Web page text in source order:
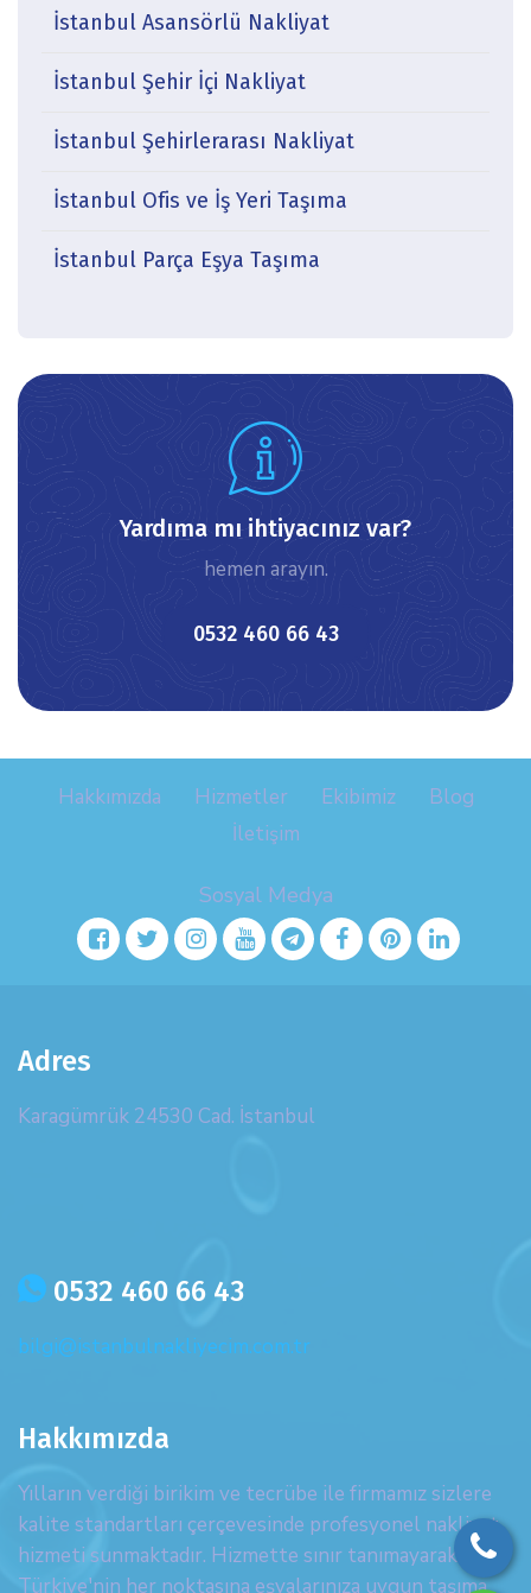
İstanbul Asansörlü Nakliyat
İstanbul Şehir İçi Nakliyat
İstanbul Şehirlerarası Nakliyat
İstanbul Ofis ve İş Yeri Taşıma
İstanbul Parça Eşya Taşıma
icon
Yardıma mı ihtiyacınız var?
hemen arayın.
0532 460 66 43
Hakkımızda Hizmetler Ekibimiz
Blog
İletişim
Sosyal Medya
facebook
twitterinstagram
youtubetelegramfacebookpinterestlinkedin
Adres
Karagümrük 24530 Cad. İstanbul
icon
0532 460 66 43
bilgi@istanbulnakliyecim.com.tr
Hakkımızda
Yılların verdiği birikim ve tecrübe ile firmamız sizlere
kalite standartları çerçevesinde profesyonel nakliyat
hizmeti sunmaktadır. Hizmette sınır tanımayarak
Türkiye'nin her noktasına eşyalarınıza uygun taşıma